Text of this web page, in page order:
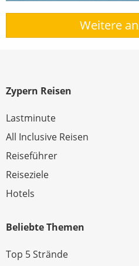
Zypern Reisen
Lastminute
All Inclusive Reisen
Reiseführer
Reiseziele
Hotels
Beliebte Themen
Top 5 Strände